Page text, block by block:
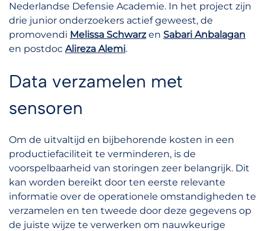
Nederlandse Defensie Academie. In het project zijn
drie junior onderzoekers actief geweest, de
promovendi Melissa Schwarzen Sabari Anbalagan
en postdoc Alireza Alemi.
Data verzamelen met
sensoren
Om de uitvaltijd en bijbehorende kosten in een
productiefaciliteit te verminderen, is de
voorspelbaarheid van storingen zeer belangrijk. Dit
kan worden bereikt door ten eerste relevante
informatie over de operationele omstandigheden te
verzamelen en ten tweede door deze gegevens op
de juiste wijze te verwerken om nauwkeurige